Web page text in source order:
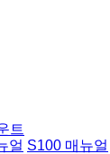
트
얼 S100 매뉴얼